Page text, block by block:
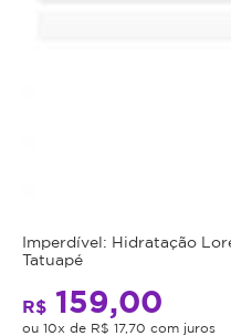
Imperdível: Hidratação
Tatuapé
R$ 159,00
ou 10x de R$ 17,70 com juros